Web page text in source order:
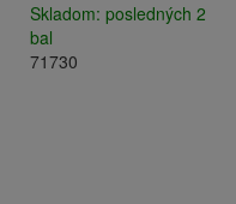
Skladom: posledných 2
bal
71730